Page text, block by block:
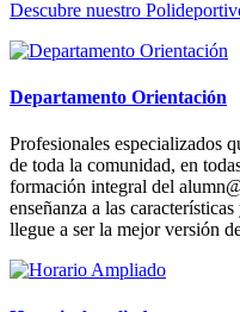
Descubre nuestro
Departamento Orientación
Profesionales especializados
de toda la comunidad, en
formación integral del
enseñanza a las
llegue a ser la mejor versión